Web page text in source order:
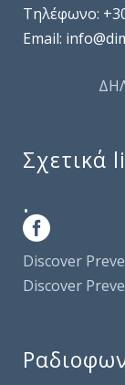
Τηλέφωνo:
Email:
Σχετικά
.
Discover
Discover